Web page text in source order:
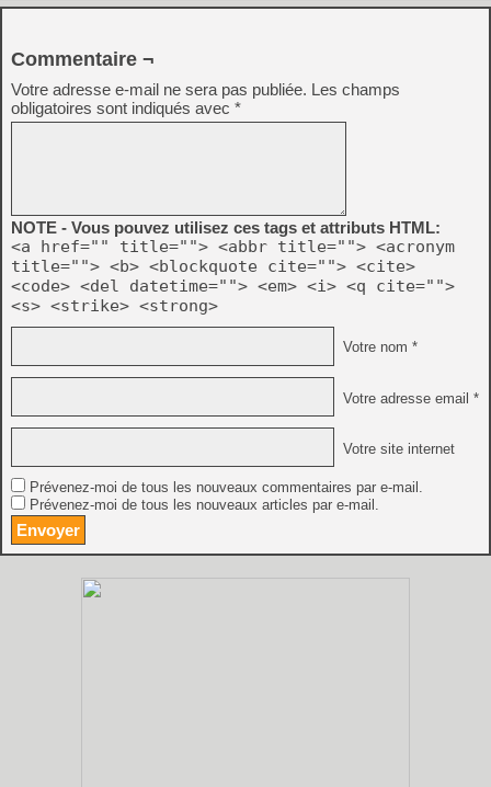
Commentaire ¬
Votre adresse e-mail ne sera pas publiée. Les champs
obligatoires sont indiqués avec *
NOTE - Vous pouvez utilisez ces tags et attributs HTML:
<a href="" title=""> <abbr title=""> <acronym
title=""> <b> <blockquote cite=""> <cite>
<code> <del datetime=""> <em> <i> <q cite="">
<s> <strike> <strong>
Votre nom *
Votre adresse email *
Votre site internet
Prévenez-moi de tous les nouveaux commentaires par e-mail.
Prévenez-moi de tous les nouveaux articles par e-mail.